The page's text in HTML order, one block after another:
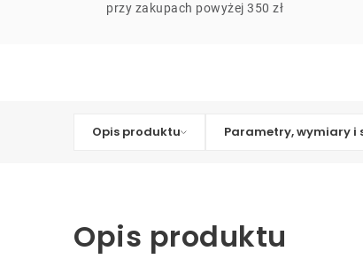
przy zakupach powyżej 350 zł
Opis produktu Parametry, wymiary i
Opis produktu